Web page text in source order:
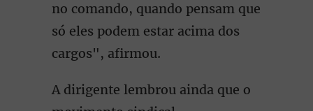
no comando, quando pensam que
só eles podem estar acima dos
cargos", afirmou.
A dirigente lembrou ainda que o